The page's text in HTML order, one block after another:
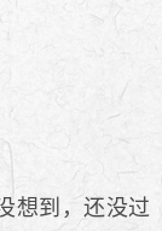
想到，还没过